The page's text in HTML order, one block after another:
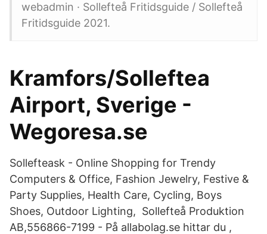
webadmin · Sollefteå Fritidsguide / Sollefteå
Fritidsguide 2021.
Kramfors/Solleftea
Airport, Sverige -
Wegoresa.se
Sollefteask - Online Shopping for Trendy
Computers & Office, Fashion Jewelry, Festive &
Party Supplies, Health Care, Cycling, Boys
Shoes, Outdoor Lighting, Sollefteå Produktion
AB,556866-7199 - På allabolag.se hittar du ,